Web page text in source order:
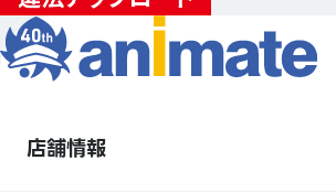
店舗情報